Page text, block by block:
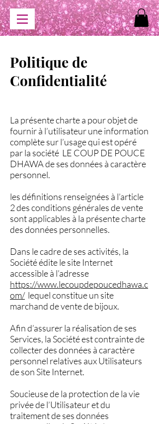
Politique de
Confidentialité
La présente charte a pour objet de
fournir à l’utilisateur une information
complète sur l’usage qui est opéré
par la société LE COUP DE POUCE
DHAWA de ses données à caractère
personnel.
les définitions renseignées à l’article
2 des conditions générales de vente
sont applicables à la présente charte
des données personnelles.
Dans le cadre de ses activités, la
Société édite le site Internet
accessible à l’adresse
https://www.lecoupdepoucedhawa.c
om/lequel constitue un site
marchand de vente de bijoux.
Afin d’assurer la réalisation de ses
Services, la Société est contrainte de
collecter des données à caractère
personnel relatives aux Utilisateurs
de son Site Internet.
Soucieuse de la protection de la vie
privée de l’Utilisateur et du
traitement de ses données